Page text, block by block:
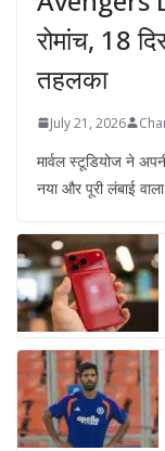
रोमांच, 18
तहलका
July 21, 2026
मार्वल स्टूडियोज ने
नया और पूरी लंबाई